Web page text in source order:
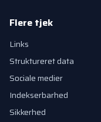
Flere tjek
Links
Struktureret data
Sociale medier
Indekserbarhed
Sikkerhed